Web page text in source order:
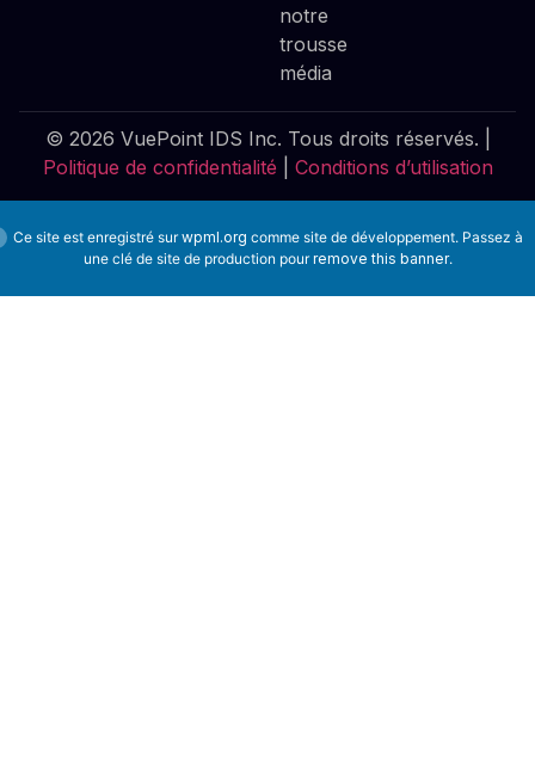
notre
trousse
média
© 2026 VuePoint IDS Inc. Tous droits réservés. |
Politique de confidentialité
Conditions d’utilisation
Ce site est enregistré surwpml.org comme site de développement. Passez à
une clé de site de production pourremove this banner.